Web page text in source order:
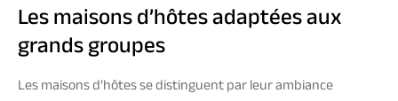
Les maisons d’hôtes adaptées aux
grands groupes
Les maisons d’hôtes se distinguent par leur ambiance